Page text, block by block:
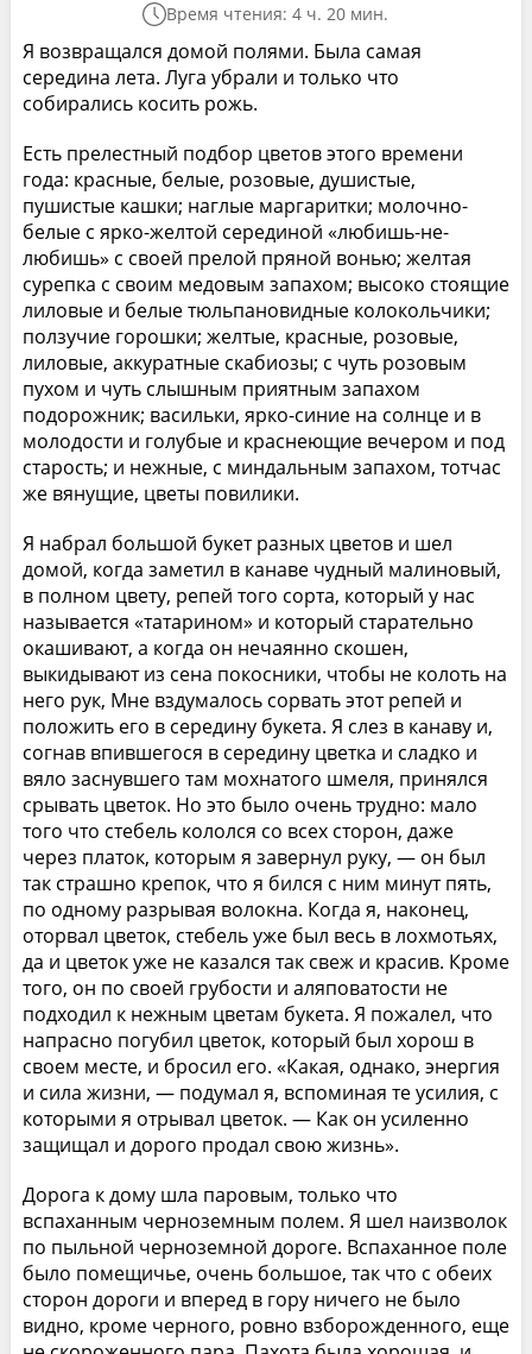
Время чтения: 4 ч. 20 мин.
Я возвращался домой полями. Была самая
середина лета. Луга убрали и только что
собирались косить рожь.
Есть прелестный подбор цветов этого времени
года: красные, белые, розовые, душистые,
пушистые кашки; наглые маргаритки; молочно-
белые с ярко-желтой серединой «любишь-не-
любишь» с своей прелой пряной вонью; желтая
сурепка с своим медовым запахом; высоко стоящие
лиловые и белые тюльпановидные колокольчики;
ползучие горошки; желтые, красные, розовые,
лиловые, аккуратные скабиозы; с чуть розовым
пухом и чуть слышным приятным запахом
подорожник; васильки, ярко-синие на солнце и в
молодости и голубые и краснеющие вечером и под
старость; и нежные, с миндальным запахом, тотчас
же вянущие, цветы повилики.
Я набрал большой букет разных цветов и шел
домой, когда заметил в канаве чудный малиновый,
в полном цвету, репей того сорта, который у нас
называется «татарином» и который старательно
окашивают, а когда он нечаянно скошен,
выкидывают из сена покосники, чтобы не колоть на
него рук, Мне вздумалось сорвать этот репей и
положить его в середину букета. Я слез в канаву и,
согнав впившегося в середину цветка и сладко и
вяло заснувшего там мохнатого шмеля, принялся
срывать цветок. Но это было очень трудно: мало
того что стебель кололся со всех сторон, даже
через платок, которым я завернул руку, — он был
так страшно крепок, что я бился с ним минут пять,
по одному разрывая волокна. Когда я, наконец,
оторвал цветок, стебель уже был весь в лохмотьях,
да и цветок уже не казался так свеж и красив. Кроме
того, он по своей грубости и аляповатости не
подходил к нежным цветам букета. Я пожалел, что
напрасно погубил цветок, который был хорош в
своем месте, и бросил его. «Какая, однако, энергия
и сила жизни, — подумал я, вспоминая те усилия, с
которыми я отрывал цветок. — Как он усиленно
защищал и дорого продал свою жизнь».
Дорога к дому шла паровым, только что
вспаханным черноземным полем. Я шел наизволок
по пыльной черноземной дороге. Вспаханное поле
было помещичье, очень большое, так что с обеих
сторон дороги и вперед в гору ничего не было
видно, кроме черного, ровно взборожденного, еще